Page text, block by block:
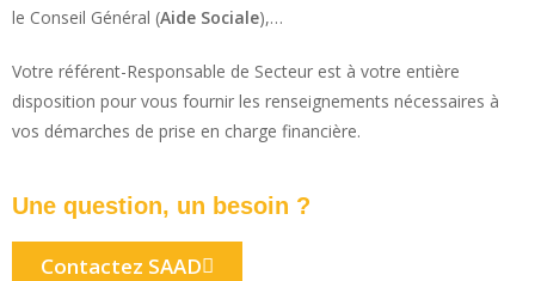
le Conseil Général (Aide Sociale),…
Votre référent-Responsable de Secteur est à votre entière
disposition pour vous fournir les renseignements nécessaires à
vos démarches de prise en charge financière.
Une question, un besoin ?
Contactez SAAD